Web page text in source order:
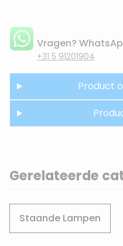
Vragen?
+31 5 91201904
Product
Gerelateerde
Staande Lampen